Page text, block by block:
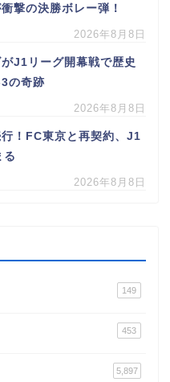
撃の決勝ボレー弾！
2026年8月8日
J1リーグ開幕戦で歴史
の奇跡
2026年8月8日
行！FC東京と再契約、J1
る
2026年8月8日
149
453
5,897